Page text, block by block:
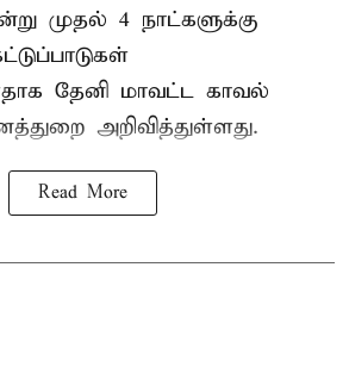
முதல் 4 நாட்களுக்கு
தேனி மாவட்ட காவல்
அறிவித்துள்ளது.
Read More